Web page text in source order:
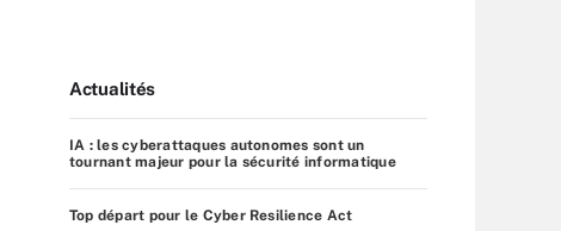
Actualités
IA : les cyberattaques autonomes sont un
tournant majeur pour la sécurité informatique
Top départ pour le Cyber Resilience Act